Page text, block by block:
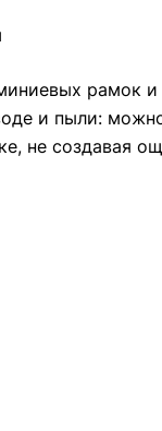
рамок
и пыли:
не создавая